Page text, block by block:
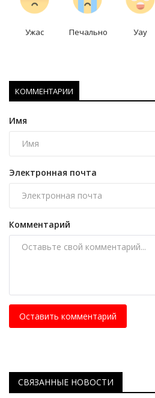
Ужас Печально Уау
КОММЕНТАРИИ
Имя
Электронная почта
Комментарий
Оставить комментарий
СВЯЗАННЫЕ НОВОСТИ